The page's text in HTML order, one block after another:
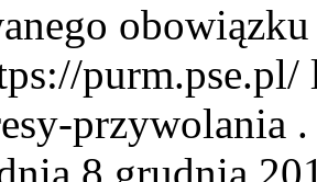
przywolania